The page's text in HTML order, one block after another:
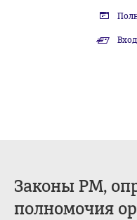
Законы РМ,
полномочия